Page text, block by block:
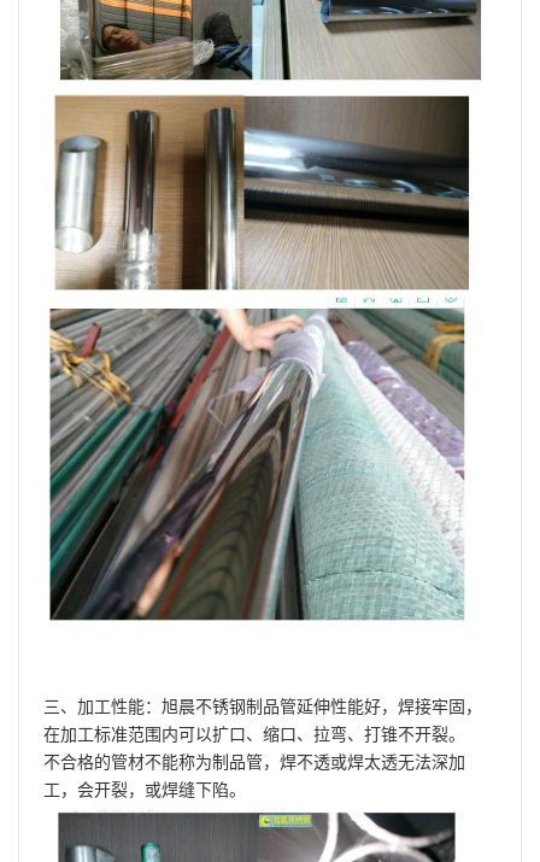
三、加工性能：旭晨不锈钢制品管延伸性能好，焊接牢固，
在加工标准范围内可以扩口、缩口、拉弯、打锥不开裂。
不合格的管材不能称为制品管，焊不透或焊太透无法深加
工，会开裂，或焊缝下陷。